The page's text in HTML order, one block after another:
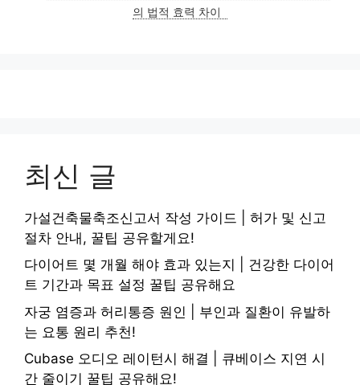
의 법적 효력 차이
최신 글
가설건축물축조신고서 작성 가이드 | 허가 및 신고
절차 안내, 꿀팁 공유할게요!
다이어트 몇 개월 해야 효과 있는지 | 건강한 다이어
트 기간과 목표 설정 꿀팁 공유해요
자궁 염증과 허리통증 원인 | 부인과 질환이 유발하
는 요통 원리 추천!
Cubase 오디오 레이턴시 해결 | 큐베이스 지연 시
간 줄이기 꿀팁 공유해요!